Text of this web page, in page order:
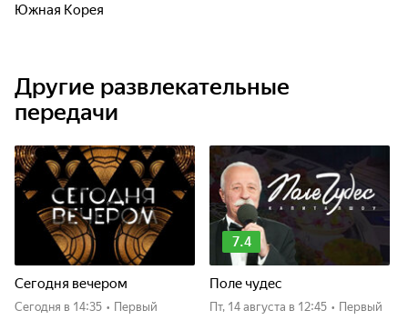
Южная Корея
Другие развлекательные
передачи
Сегодня вечером
Сегодня в 14:35 • Первый
7.4
Поле чудес
пт, 14 августа в 12:45 • Первый